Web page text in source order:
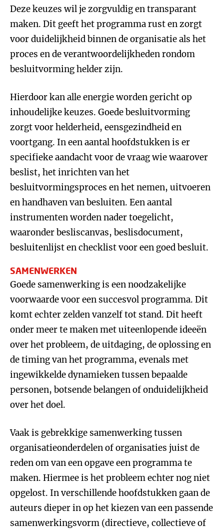
Deze keuzes wil je zorgvuldig en transparant
maken. Dit geeft het programma rust en zorgt
voor duidelijkheid binnen de organisatie als het
proces en de verantwoordelijkheden rondom
besluitvorming helder zijn.
Hierdoor kan alle energie worden gericht op
inhoudelijke keuzes. Goede besluitvorming
zorgt voor helderheid, eensgezindheid en
voortgang. In een aantal hoofdstukken is er
specifieke aandacht voor de vraag wie waarover
beslist, het inrichten van het
besluitvormingsproces en het nemen, uitvoeren
en handhaven van besluiten. Een aantal
instrumenten worden nader toegelicht,
waaronder besliscanvas, beslisdocument,
besluitenlijst en checklist voor een goed besluit.
SAMENWERKEN
Goede samenwerking is een noodzakelijke
voorwaarde voor een succesvol programma. Dit
komt echter zelden vanzelf tot stand. Dit heeft
onder meer te maken met uiteenlopende ideeën
over het probleem, de uitdaging, de oplossing en
de timing van het programma, evenals met
ingewikkelde dynamieken tussen bepaalde
personen, botsende belangen of onduidelijkheid
over het doel.
Vaak is gebrekkige samenwerking tussen
organisatieonderdelen of organisaties juist de
reden om van een opgave een programma te
maken. Hiermee is het probleem echter nog niet
opgelost. In verschillende hoofdstukken gaan de
auteurs dieper in op het kiezen van een passende
samenwerkingsvorm (directieve, collectieve of